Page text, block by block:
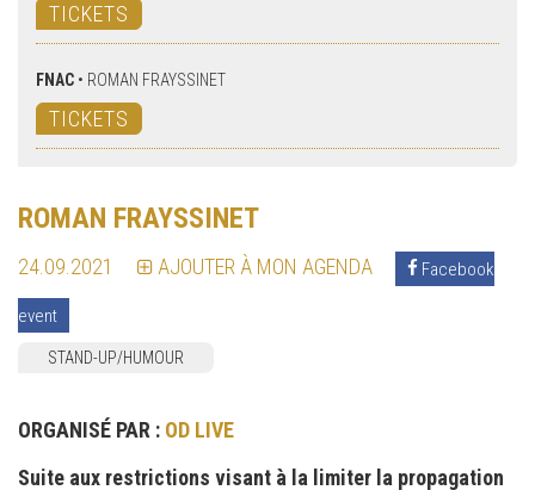
TICKETS
FNAC • ROMAN FRAYSSINET
TICKETS
ROMAN FRAYSSINET
24.09.2021 AJOUTER À MON AGENDA Facebook
event
STAND-UP/HUMOUR
ORGANISÉ PAR : OD LIVE
Suite aux restrictions visant à la limiter la propagation